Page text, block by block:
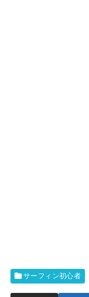
サーフィン初心者